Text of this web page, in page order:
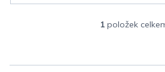
O
l
1 položek